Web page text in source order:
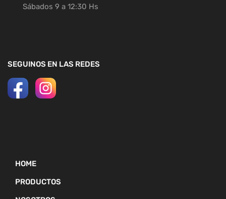
Sábados 9 a 12:30 Hs
SEGUINOS EN LAS REDES
HOME
PRODUCTOS